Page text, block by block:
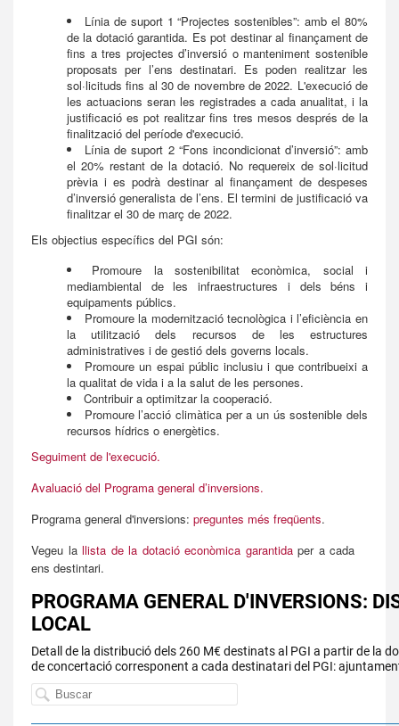
Línia de suport 1 “Projectes sostenibles”: amb el 80%
de la dotació garantida. Es pot destinar al finançament de
fins a tres projectes d’inversió o manteniment sostenible
proposats per l’ens destinatari. Es poden realitzar les
sol·licituds fins al 30 de novembre de 2022. L'execució de
les actuacions seran les registrades a cada anualitat, i la
justificació es pot realitzar fins tres mesos després de la
finalització del període d'execució.
Línia de suport 2 “Fons incondicionat d’inversió”: amb
el 20% restant de la dotació. No requereix de sol·licitud
prèvia i es podrà destinar al finançament de despeses
d’inversió generalista de l’ens. El termini de justificació va
finalitzar el 30 de març de 2022.
Els objectius específics del PGI són:
Promoure la sostenibilitat econòmica, social i
mediambiental de les infraestructures i dels béns i
equipaments públics.
Promoure la modernització tecnològica i l’eficiència en
la utilització dels recursos de les estructures
administratives i de gestió dels governs locals.
Promoure un espai públic inclusiu i que contribueixi a
la qualitat de vida i a la salut de les persones.
Contribuir a optimitzar la cooperació.
Promoure l’acció climàtica per a un ús sostenible dels
recursos hídrics o energètics.
Seguiment de l'execució.
Avaluació del Programa general d’inversions.
Programa general d'inversions: preguntes més freqüents.
Vegeu la llista de la dotació econòmica garantidaper a cada
ens destintari.